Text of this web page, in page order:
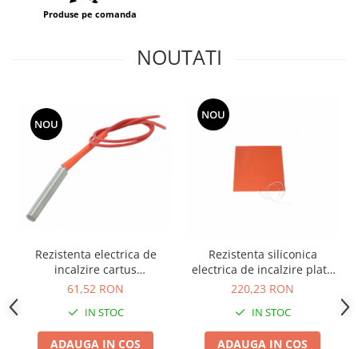
Produse pe comanda
NOUTATI
NOU
Rezistenta electrica de
incalzire cartus
12mmx40mm 220V 150W
61,52 RON
IN STOC
ADAUGA IN COS
NOU
Rezistenta siliconica
electrica de incalzire plata
120x120mm 24V 100W
220,23 RON
IN STOC
ADAUGA IN COS